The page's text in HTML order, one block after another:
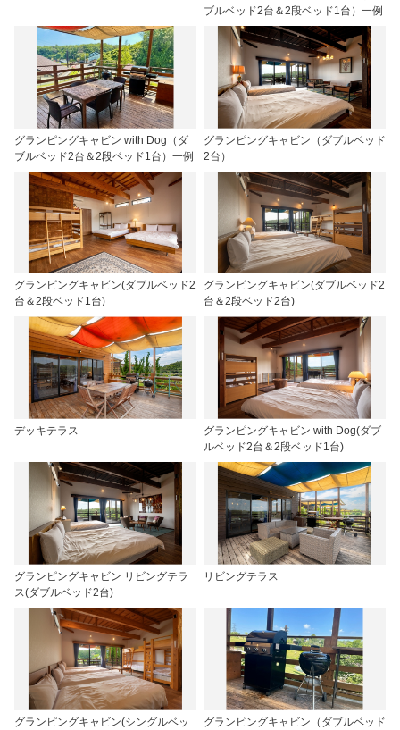
ブルベッド2台＆2段ベッド1台）一例
グランピングキャビン with Dog（ダ
ブルベッド2台＆2段ベッド1台）一例
グランピングキャビン（ダブルベッド
2台）
グランピングキャビン(ダブルベッド2
台＆2段ベッド1台)
グランピングキャビン(ダブルベッド2
台＆2段ベッド2台)
デッキテラス
グランピングキャビン with Dog(ダブ
ルベッド2台＆2段ベッド1台)
グランピングキャビン リビングテラ
ス(ダブルベッド2台)
リビングテラス
グランピングキャビン(シングルベッ
グランピングキャビン（ダブルベッド